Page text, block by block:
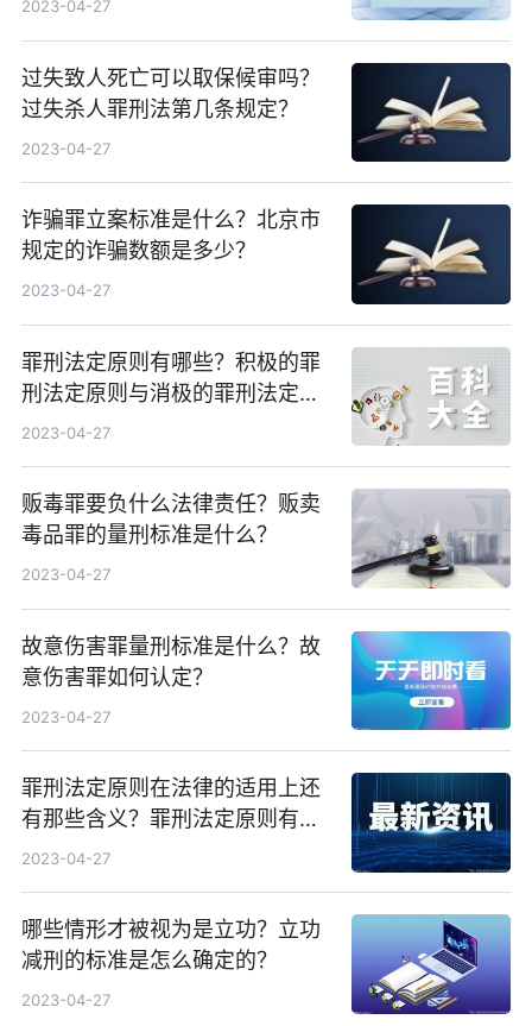
2023-04-27
过失致人死亡可以取保候审吗？
过失杀人罪刑法第几条规定？
2023-04-27
诈骗罪立案标准是什么？北京市
规定的诈骗数额是多少？
2023-04-27
罪刑法定原则有哪些？积极的罪
刑法定原则与消极的罪刑法定原
则分别有什么含义？
2023-04-27
贩毒罪要负什么法律责任？贩卖
毒品罪的量刑标准是什么？
2023-04-27
故意伤害罪量刑标准是什么？故
意伤害罪如何认定？
2023-04-27
罪刑法定原则在法律的适用上还
有那些含义？罪刑法定原则有哪
些？
2023-04-27
哪些情形才被视为是立功？立功
减刑的标准是怎么确定的？
2023-04-27